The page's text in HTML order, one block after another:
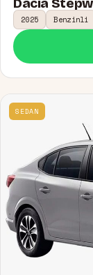
Dacia
2025 Benzinli
SEDAN